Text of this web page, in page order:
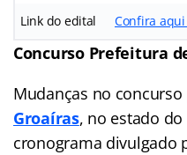
Link do edital Confira
Concurso Prefeitura
Mudanças no
Groaíras, no estado do
cronograma divulgado